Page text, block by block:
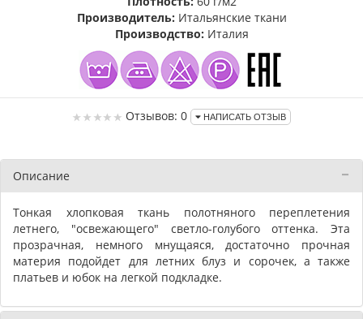
Производитель: Итальянские ткани
Производство: Италия
Отзывов: 0 НАПИСАТЬ ОТЗЫВ
Описание
Тонкая хлопковая ткань полотняного переплетения
летнего, "освежающего" светло-голубого оттенка. Эта
прозрачная, немного мнущаяся, достаточно прочная
материя подойдет для летних блуз и сорочек, а также
платьев и юбок на легкой подкладке.